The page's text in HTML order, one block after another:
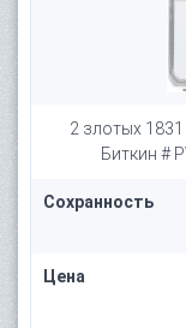
2 злотых 1831
Биткин #
Сохранность
Цена